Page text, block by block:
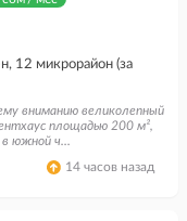
12 микрорайон (за
вниманию великолепный
площадью 200 м²,
южной ч...
14 часов назад